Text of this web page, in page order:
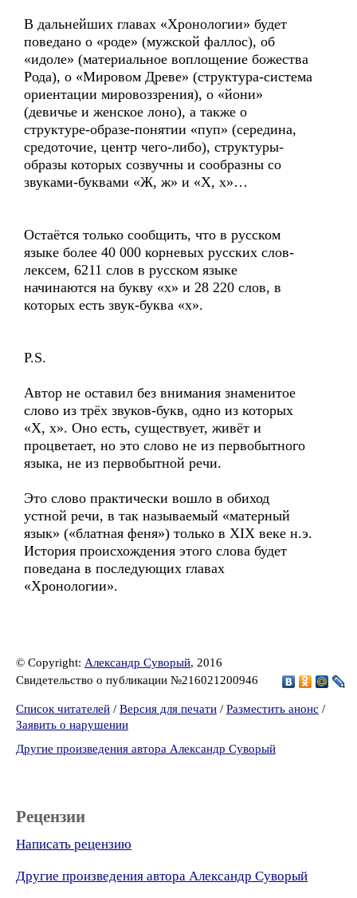
В дальнейших главах «Хронологии» будет
поведано о «роде» (мужской фаллос), об
«идоле» (материальное воплощение божества
Рода), о «Мировом Древе» (структура-система
ориентации мировоззрения), о «йони»
(девичье и женское лоно), а также о
структуре-образе-понятии «пуп» (середина,
средоточие, центр чего-либо), структуры-
образы которых созвучны и сообразны со
звуками-буквами «Ж, ж» и «Х, х»…
Остаётся только сообщить, что в русском
языке более 40 000 корневых русских слов-
лексем, 6211 слов в русском языке
начинаются на букву «х» и 28 220 слов, в
которых есть звук-буква «х».
P.S.
Автор не оставил без внимания знаменитое
слово из трёх звуков-букв, одно из которых
«Х, х». Оно есть, существует, живёт и
процветает, но это слово не из первобытного
языка, не из первобытной речи.
Это слово практически вошло в обиход
устной речи, в так называемый «матерный
язык» («блатная феня») только в XIX веке н.э.
История происхождения этого слова будет
поведана в последующих главах
«Хронологии».
© Copyright: Александр Суворый, 2016
Свидетельство о публикации №216021200946
Список читателей / Версия для печати / Разместить анонс /
Заявить о нарушении
Другие произведения автора Александр Суворый
Рецензии
Написать рецензию
Другие произведения автора Александр Суворый